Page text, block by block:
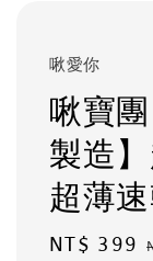
啾愛你
啾寶
製造
超薄
Sale
NT$ 399